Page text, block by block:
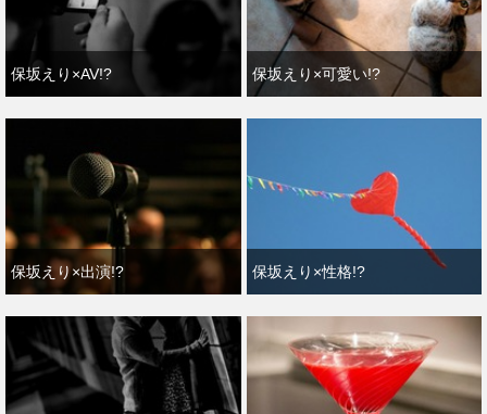
保坂えり×AV!? 保坂えり×可愛い!?
保坂えり×出演!? 保坂えり×性格!?